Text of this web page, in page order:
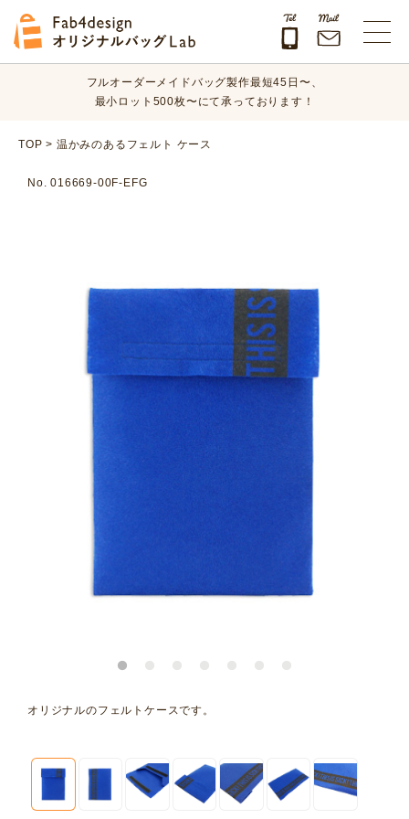
オリジナルバッグのデザイン、素材、数量、納期など、
まずはお気軽にご相談ください！
フルオーダーメイドバッグ製作最短45日〜、
最小ロット500枚〜にて承っております！
オリジナルバッグのデザイン、素材、数量、納期など、
TOP > 温かみのあるフェルト ケース
No. 016669-00F-EFG
オリジナルのフェルトケースです。